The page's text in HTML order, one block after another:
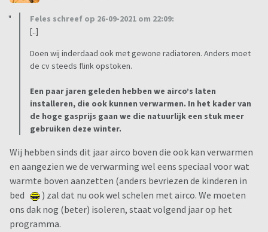
Feles schreef op 26-09-2021 om 22:09:
[..]
Doen wij inderdaad ook met gewone radiatoren. Anders moet
de cv steeds flink opstoken.
Een paar jaren geleden hebben we airco’s laten
installeren, die ook kunnen verwarmen. In het kader van
de hoge gasprijs gaan we die natuurlijk een stuk meer
gebruiken deze winter.
Wij hebben sinds dit jaar airco boven die ook kan verwarmen
en aangezien we de verwarming wel eens speciaal voor wat
warmte boven aanzetten (anders bevriezen de kinderen in
bed
) zal dat nu ook wel schelen met airco. We moeten
ons dak nog (beter) isoleren, staat volgend jaar op het
programma.